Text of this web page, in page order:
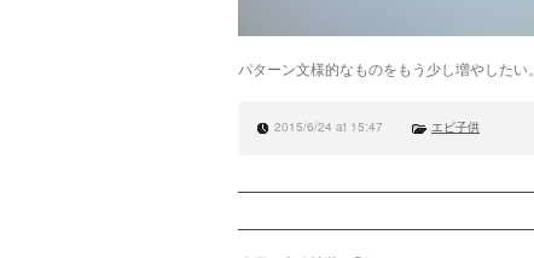
パターン文様的なものをもう少し増やしたい。
2015/6/24 at 15:47 エビ子供